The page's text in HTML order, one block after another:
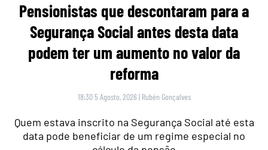
Pensionistas que descontaram para a
Segurança Social antes desta data
podem ter um aumento no valor da
reforma
18:30 5 Agosto, 2026 | Rubén Gonçalves
Quem estava inscrito na Segurança Social até esta
data pode beneficiar de um regime especial no